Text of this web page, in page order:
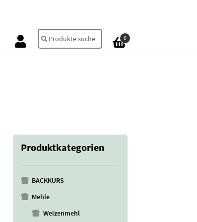
Suche
nach:
Suchen 0
Produktkategorien
BACKKURS
Mehle
Weizenmehl